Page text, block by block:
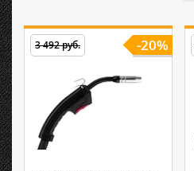
-20%
3 492 руб.